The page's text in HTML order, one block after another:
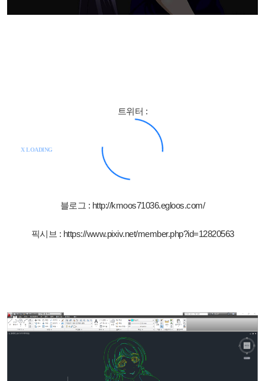
트위터 :
블로그 : http://kmoos71036.egloos.com/
픽시브 : https://www.pixiv.net/member.php?id=12820563